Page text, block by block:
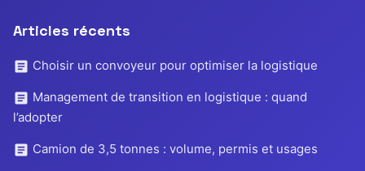
Articles récents
Choisir un convoyeur pour optimiser la logistique
Management de transition en logistique : quand
l’adopter
Camion de 3,5 tonnes : volume, permis et usages